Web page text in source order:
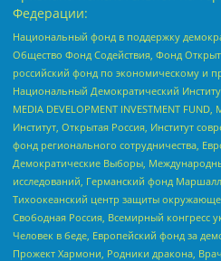
Федерации:
Национальный фонд в поддержку
Общество Фонд Содействия, Фонд
российский фонд по экономическому и
Национальный Демократический
MEDIA DEVELOPMENT INVESTMENT
Институт, Открытая Россия, Институт
фонд регионального сотрудничества,
Демократические Выборы,
исследований, Германский фонд
Тихоокеанский центр защиты
Свободная Россия, Всемирный конгресс
Человек в беде, Европейский фонд за
Прожект Хармони, Родники дракона,